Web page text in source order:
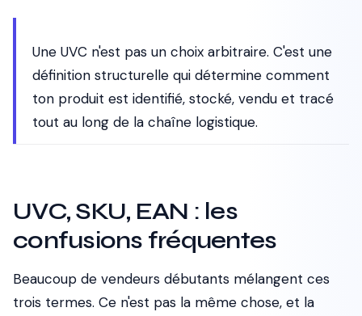
Une UVC n'est pas un choix arbitraire. C'est une
définition structurelle qui détermine comment
ton produit est identifié, stocké, vendu et tracé
tout au long de la chaîne logistique.
UVC, SKU, EAN : les
confusions fréquentes
Beaucoup de vendeurs débutants mélangent ces
trois termes. Ce n'est pas la même chose, et la